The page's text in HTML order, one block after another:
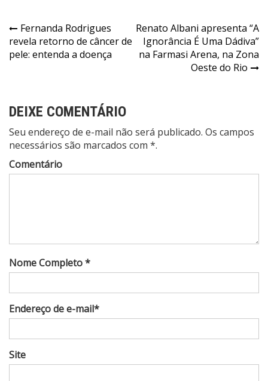
Navegação
de
Fernanda Rodrigues
revela retorno de câncer de
pele: entenda a doença
Renato Albani apresenta “A
Ignorância É Uma Dádiva”
na Farmasi Arena, na Zona
Oeste do Rio
DEIXE COMENTÁRIO
Seu endereço de e-mail não será publicado. Os campos
necessários são marcados com *.
Comentário
Nome Completo *
Endereço de e-mail*
Site